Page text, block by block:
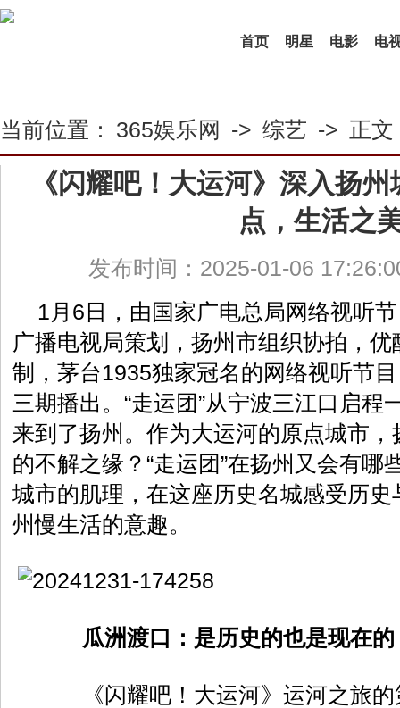
首页 明星 电影 电
当前位置： 365娱乐网 -> 综艺 -> 正文
《闪耀吧！大运河》深入扬
点，生活之
发布时间：2025-01-06
1月6日，由国家广电总局网络视听
广播电视局策划，扬州市组织协拍，
制，茅台1935独家冠名的网络视听节
三期播出。“走运团”从宁波三江口启程
来到了扬州。作为大运河的原点城市
的不解之缘？“走运团”在扬州又会有哪
城市的肌理，在这座历史名城感受历
州慢生活的意趣。
瓜洲渡口：是历史的也是现在的
《闪耀吧！大运河》运河之旅的